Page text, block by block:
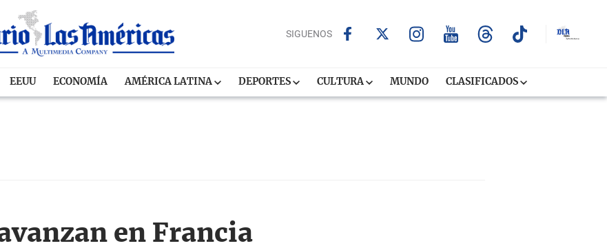
SIGUENOS
EEUU ECONOMÍA AMÉRICA LATINA DEPORTES CULTURA MUNDO CLASIFICADOS
en Francia